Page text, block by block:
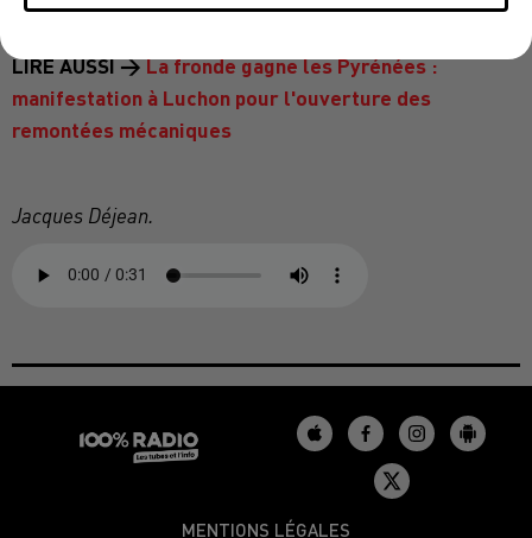
LIRE AUSSI →La fronde gagne les Pyrénées :
manifestation à Luchon pour l'ouverture des
remontées mécaniques
Jacques Déjean.
MENTIONS LÉGALES